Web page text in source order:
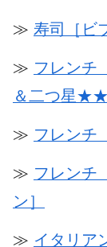
≫ 寿司［ビ
≫ フレン
＆二つ星★★
≫ フレンチ
≫ フレンチ
ン］
≫ イタリア